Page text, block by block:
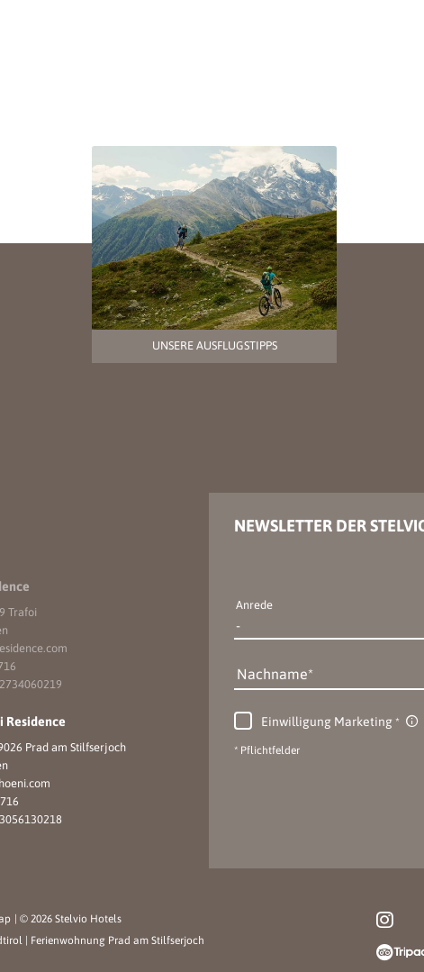
UNSERE AUSFLUGSTIPPS
Trafoi
com
Residence
Prad am Stilfserjoch
com
NEWSLETTER DER
Anrede
Nachname
Einwilligung Marketing
* Pflichtfelder
| © 2026 Stelvio Hotels
| Ferienwohnung Prad am Stilfserjoch